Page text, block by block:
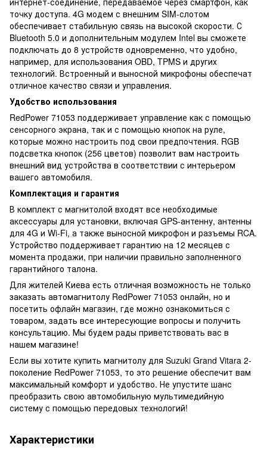
точку доступа. 4G модем с внешним SIM-слотом
обеспечивает стабильную связь на высокой скорости. С
Bluetooth 5.0 и дополнительным модулем Intel вы сможете
подключать до 8 устройств одновременно, что удобно,
например, для использования OBD, TPMS и других
технологий. Встроенный и выносной микрофоны обеспечат
отличное качество связи и управления.
Удобство использования
RedPower 71053 поддерживает управление как с помощью
сенсорного экрана, так и с помощью кнопок на руле,
которые можно настроить под свои предпочтения. RGB
подсветка кнопок (256 цветов) позволит вам настроить
внешний вид устройства в соответствии с интерьером
вашего автомобиля.
Комплектация и гарантия
В комплект с магнитолой входят все необходимые
аксессуары для установки, включая GPS-антенну, антенны
для 4G и Wi-Fi, а также выносной микрофон и разъемы RCA.
Устройство поддерживает гарантию на 12 месяцев с
момента продажи, при наличии правильно заполненного
гарантийного талона.
Для жителей Киева есть отличная возможность не только
заказать автомагнитолу RedPower 71053 онлайн, но и
посетить офлайн магазин, где можно ознакомиться с
товаром, задать все интересующие вопросы и получить
консультацию. Мы будем рады приветствовать вас в
нашем магазине!
Если вы хотите купить магнитолу для Suzuki Grand Vitara 2-
поколение RedPower 71053, то это решение обеспечит вам
максимальный комфорт и удобство. Не упустите шанс
преобразить свою автомобильную мультимедийную
систему с помощью передовых технологий!
Характеристики